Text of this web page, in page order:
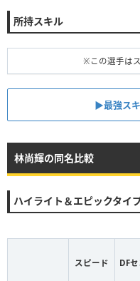
所持スキル
※この選手は
▶︎最強ス
林尚輝の同名比較
ハイライト＆エピックタイ
スピード DF